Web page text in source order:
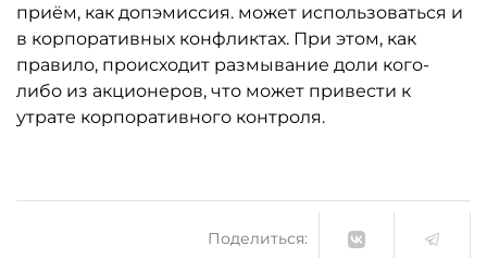
приём, как допэмиссия. может использоваться и
в корпоративных конфликтах. При этом, как
правило, происходит размывание доли кого-
либо из акционеров, что может привести к
утрате корпоративного контроля.
Поделиться: